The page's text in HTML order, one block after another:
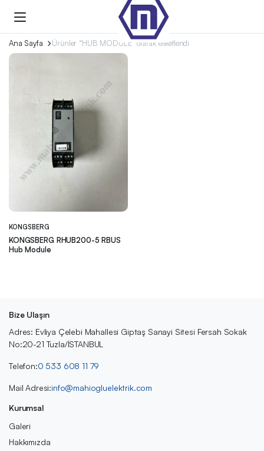
Ana Sayfa Ürünler “HUB MODULE” olarak etiketlendi
KONGSBERG
KONGSBERG RHUB200-5 RBUS
Hub Module
Bize Ulaşın
Adres: Evliya Çelebi Mahallesi Giptaş Sanayi Sitesi Fersah Sokak
No:20-21 Tuzla/İSTANBUL
Telefon:0 533 608 11 79
Mail Adresi:info@mahiogluelektrik.com
Kurumsal
Galeri
Hakkımızda